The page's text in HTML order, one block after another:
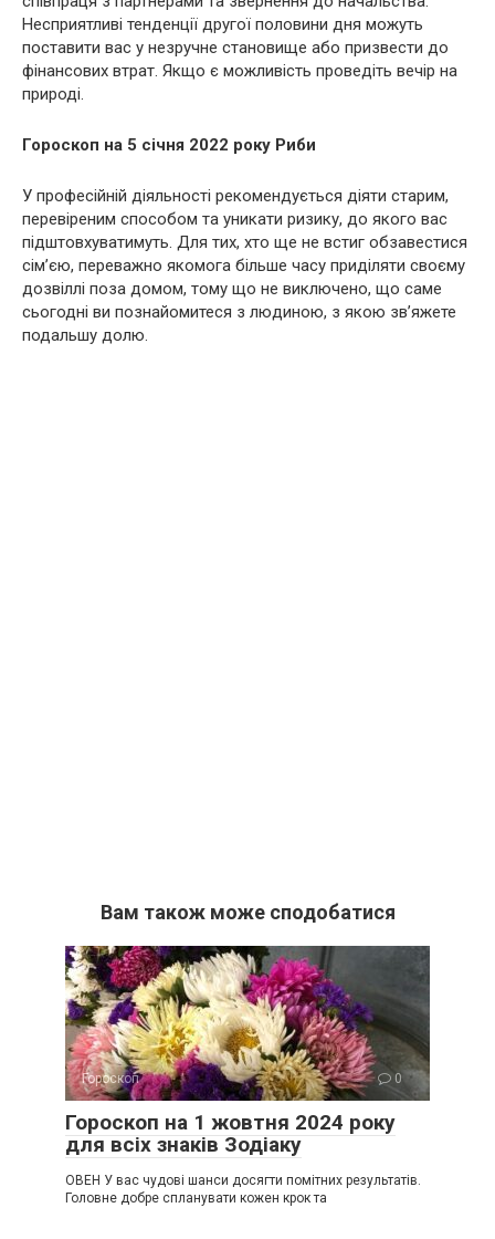
Несприятливі тенденції другої половини дня можуть
поставити вас у незручне становище або призвести до
фінансових втрат. Якщо є можливість проведіть вечір на
природі.
Гороскоп на 5 січня 2022 року Риби
У професійній діяльності рекомендується діяти старим,
перевіреним способом та уникати ризику, до якого вас
підштовхуватимуть. Для тих, хто ще не встиг обзавестися
сім’єю, переважно якомога більше часу приділяти своєму
дозвіллі поза домом, тому що не виключено, що саме
сьогодні ви познайомитеся з людиною, з якою зв’яжете
подальшу долю.
Вам також може сподобатися
Гороскоп 0
Гороскоп на 1 жовтня 2024 року
для всіх знаків Зодіаку
ОВЕН У вас чудові шанси досягти помітних результатів.
Головне добре спланувати кожен крок та